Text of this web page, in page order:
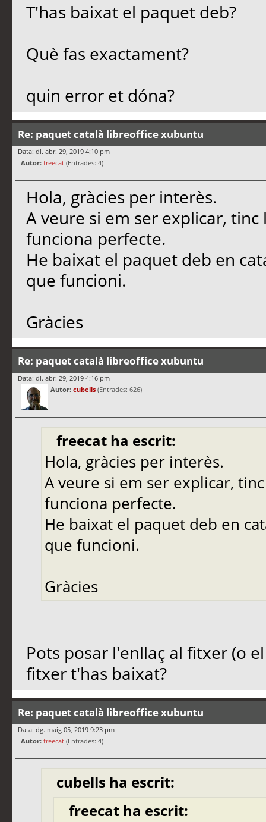
T'has baixat el paquet deb?
Què fas exactament?
quin error et dóna?
Re: paquet català libreoffice xubuntu
Data: dl. abr. 29, 2019 4:10 pm
Autor: freecat (Entrades: 4)
Hola, gràcies per interès.
A veure si em ser explicar,
funciona perfecte.
He baixat el paquet deb en
que funcioni.
Gràcies
Re: paquet català libreoffice xubuntu
Data: dl. abr. 29, 2019 4:16 pm
Autor: cubells (Entrades: 626)
freecat ha escrit:
Hola, gràcies per interès.
A veure si em ser explicar,
funciona perfecte.
He baixat el paquet deb en
que funcioni.
Gràcies
Pots posar l'enllaç al fitxer (o
fitxer t'has baixat?
Re: paquet català libreoffice xubuntu
Data: dg. maig 05, 2019 9:23 pm
Autor: freecat (Entrades: 4)
cubells ha escrit:
freecat ha escrit: